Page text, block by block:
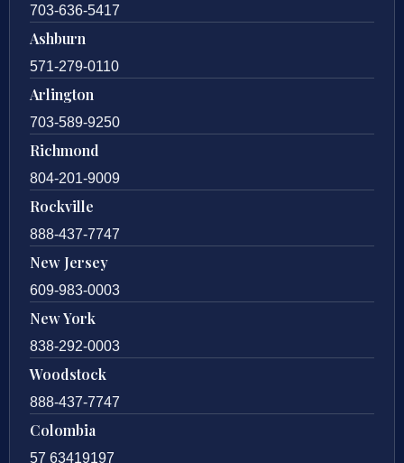
703-636-5417
Ashburn
571-279-0110
Arlington
703-589-9250
Richmond
804-201-9009
Rockville
888-437-7747
New Jersey
609-983-0003
New York
838-292-0003
Woodstock
888-437-7747
Colombia
57 63419197